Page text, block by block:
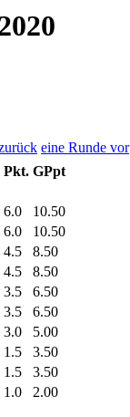
eine Runde vor
Pkt. GPpt
6.0
10.50
6.0
10.50
4.5
8.50
4.5
8.50
3.5
6.50
3.5
6.50
3.0
5.00
1.5
3.50
1.5
3.50
1.0 2.00